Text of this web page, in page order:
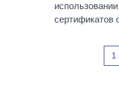
сертификатов
1